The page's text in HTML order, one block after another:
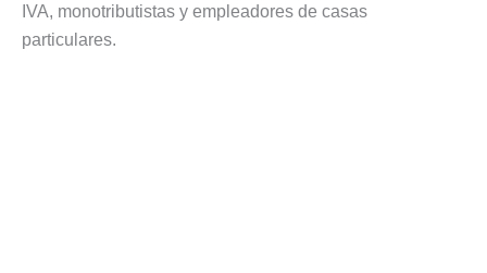
IVA, monotributistas y empleadores de casas
particulares.